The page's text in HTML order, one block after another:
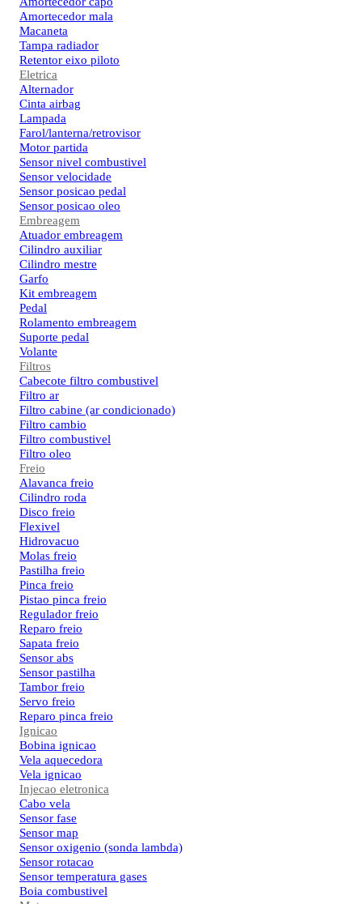
Amortecedor mala
Macaneta
Tampa radiador
Retentor eixo piloto
Eletrica
Alternador
Cinta airbag
Lampada
Farol/lanterna/retrovisor
Motor partida
Sensor nivel combustivel
Sensor velocidade
Sensor posicao pedal
Sensor posicao oleo
Embreagem
Atuador embreagem
Cilindro auxiliar
Cilindro mestre
Garfo
Kit embreagem
Pedal
Rolamento embreagem
Suporte pedal
Volante
Filtros
Cabecote filtro combustivel
Filtro ar
Filtro cabine (ar condicionado)
Filtro cambio
Filtro combustivel
Filtro oleo
Freio
Alavanca freio
Cilindro roda
Disco freio
Flexivel
Hidrovacuo
Molas freio
Pastilha freio
Pinca freio
Pistao pinca freio
Regulador freio
Reparo freio
Sapata freio
Sensor abs
Sensor pastilha
Tambor freio
Servo freio
Reparo pinca freio
Ignicao
Bobina ignicao
Vela aquecedora
Vela ignicao
Injecao eletronica
Cabo vela
Sensor fase
Sensor map
Sensor oxigenio (sonda lambda)
Sensor rotacao
Sensor temperatura gases
Boia combustivel